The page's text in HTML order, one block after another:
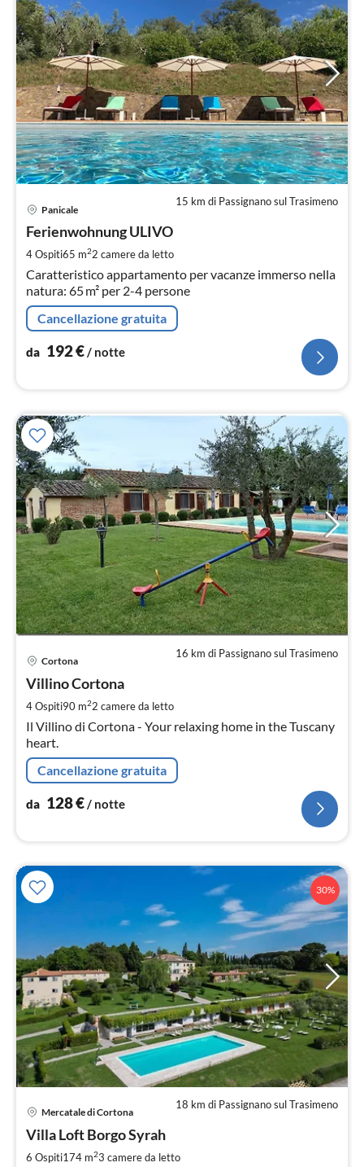
15 km di Passignano sul Trasimeno
Panicale
Ferienwohnung ULIVO
4 Ospiti65 m22 camere da letto
Caratteristico appartamento per vacanze immerso nella
natura: 65 m² per 2-4 persone
Cancellazione gratuita
da 192€/ notte
16 km di Passignano sul Trasimeno
Cortona
Villino Cortona
4 Ospiti90 m22 camere da letto
Il Villino di Cortona - Your relaxing home in the Tuscany
heart.
Cancellazione gratuita
da 128€ / notte
30%
18 km di Passignano sul Trasimeno
Mercatale di Cortona
Villa Loft Borgo Syrah
6 Ospiti174 m23 camere da letto